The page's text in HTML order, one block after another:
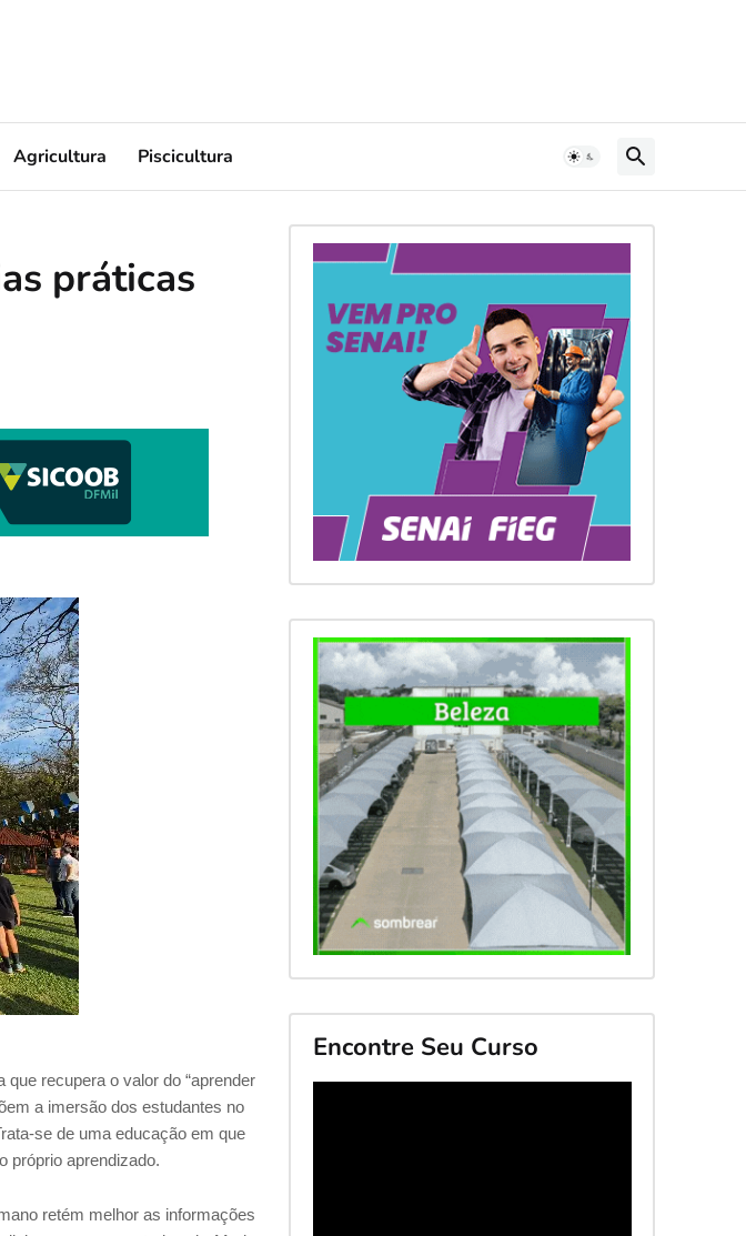
Agricultura Piscicultura
práticas
recupera o valor do “aprender
a imersão dos estudantes no
se de uma educação em que
próprio aprendizado.
retém melhor as informações
Encontre Seu Curso